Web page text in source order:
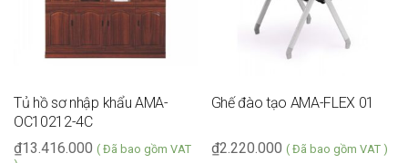
Tủ hồ sơ nhập khẩu AMA-
OC10212-4C
13.416.000
₫
( Đã bao gồm VAT
Ghế đào tạo AMA-FLEX 01
2.220.000
₫ ( Đã bao gồm VAT )